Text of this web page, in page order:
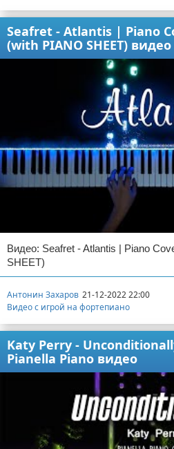
Seafret - Atlantis | Piano
(with PIANO SHEET) видео
Видео: Seafret - Atlantis | Piano
SHEET)
Антонин Захаров 21-12-2022 22:00
Видео с игрой на фортепиано
Katy Perry -
Pianella Piano видео